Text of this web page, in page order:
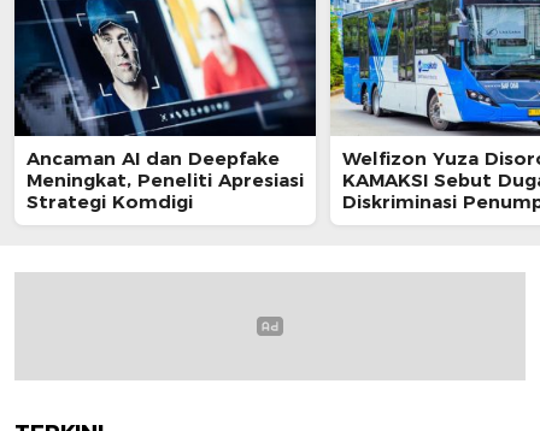
Ancaman AI dan Deepfake
Meningkat, Peneliti Apresiasi
Strategi Komdigi
Welfizon Yuza
KAMAKSI Sebut
Diskriminasi
TransJakarta